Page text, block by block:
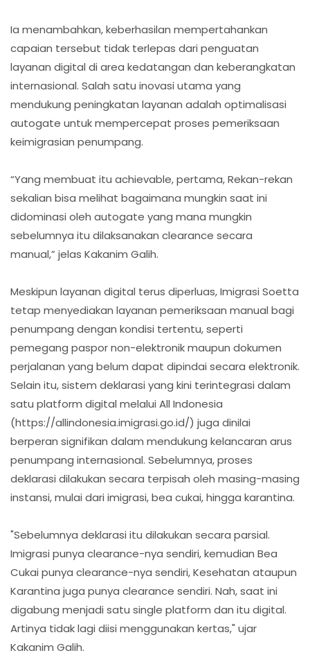
Ia menambahkan, keberhasilan mempertahankan
capaian tersebut tidak terlepas dari penguatan
layanan digital di area kedatangan dan keberangkatan
internasional. Salah satu inovasi utama yang
mendukung peningkatan layanan adalah optimalisasi
autogate untuk mempercepat proses pemeriksaan
keimigrasian penumpang.
“Yang membuat itu achievable, pertama, Rekan-rekan
sekalian bisa melihat bagaimana mungkin saat ini
didominasi oleh autogate yang mana mungkin
sebelumnya itu dilaksanakan clearance secara
manual,” jelas Kakanim Galih.
Meskipun layanan digital terus diperluas, Imigrasi Soetta
tetap menyediakan layanan pemeriksaan manual bagi
penumpang dengan kondisi tertentu, seperti
pemegang paspor non-elektronik maupun dokumen
perjalanan yang belum dapat dipindai secara elektronik.
Selain itu, sistem deklarasi yang kini terintegrasi dalam
satu platform digital melalui All Indonesia
(https://allindonesia.imigrasi.go.id/) juga dinilai
berperan signifikan dalam mendukung kelancaran arus
penumpang internasional. Sebelumnya, proses
deklarasi dilakukan secara terpisah oleh masing-masing
instansi, mulai dari imigrasi, bea cukai, hingga karantina.
"Sebelumnya deklarasi itu dilakukan secara parsial.
Imigrasi punya clearance-nya sendiri, kemudian Bea
Cukai punya clearance-nya sendiri, Kesehatan ataupun
Karantina juga punya clearance sendiri. Nah, saat ini
digabung menjadi satu single platform dan itu digital.
Artinya tidak lagi diisi menggunakan kertas," ujar
Kakanim Galih.